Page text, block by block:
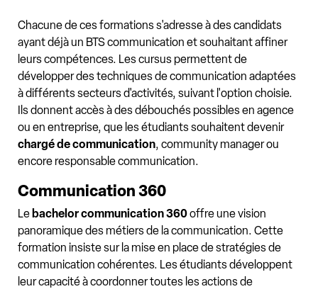
Chacune de ces formations s'adresse à des candidats
ayant déjà un BTS communication et souhaitant affiner
leurs compétences. Les cursus permettent de
développer des techniques de communication adaptées
à différents secteurs d'activités, suivant l'option choisie.
Ils donnent accès à des débouchés possibles en agence
ou en entreprise, que les étudiants souhaitent devenir
chargé de communication, community manager ou
encore responsable communication.
Communication 360
Le bachelor communication 360offre une vision
panoramique des métiers de la communication. Cette
formation insiste sur la mise en place de stratégies de
communication cohérentes. Les étudiants développent
leur capacité à coordonner toutes les actions de